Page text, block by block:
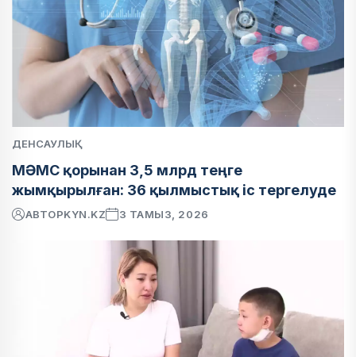
ДЕНСАУЛЫҚ
МӘМС қорынан 3,5 млрд теңге
жымқырылған: 36 қылмыстық іс тергелуде
АВТОРKYN.KZ 3 ТАМЫЗ, 2026